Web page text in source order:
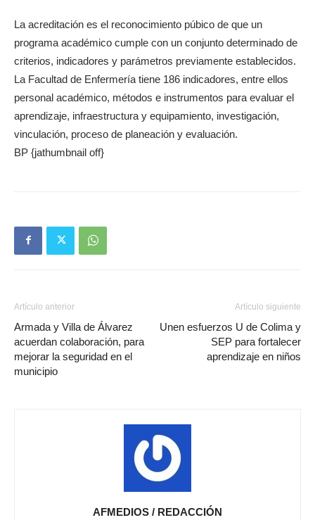
La acreditación es el reconocimiento púbico de que un
programa académico cumple con un conjunto determinado de
criterios, indicadores y parámetros previamente establecidos.
La Facultad de Enfermería tiene 186 indicadores, entre ellos
personal académico, métodos e instrumentos para evaluar el
aprendizaje, infraestructura y equipamiento, investigación,
vinculación, proceso de planeación y evaluación.
BP {jathumbnail off}
Artículo anterior
Armada y Villa de Álvarez
acuerdan colaboración, para
mejorar la seguridad en el
municipio
Artículo siguiente
Unen esfuerzos U de Colima y
SEP para fortalecer
aprendizaje en niños
AFMEDIOS / REDACCIÓN